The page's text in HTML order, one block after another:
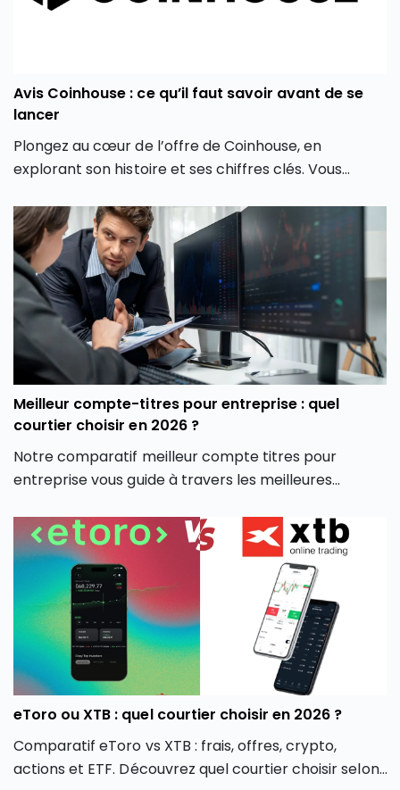
Avis Coinhouse : ce qu’il faut savoir avant de se
lancer
Plongez au cœur de l’offre de Coinhouse, en
explorant son histoire et ses chiffres clés. Vous
monnaies disponibles, les frais associés, et comment
la plateforme crypto Coinhouse vous permet de
mieux gérer vos investissements en monnaie
virtuelle.
Meilleur compte-titres pour entreprise : quel
courtier choisir en 2026 ?
Notre comparatif meilleur compte titres pour
entreprise vous guide à travers les meilleures
éclairé, adapté à votre stratégie d’investissement
professionnelle.
eToro ou XTB : quel courtier choisir en 2026 ?
Comparatif eToro vs XTB : frais, offres, crypto,
actions et ETF. Découvrez quel courtier choisir selon